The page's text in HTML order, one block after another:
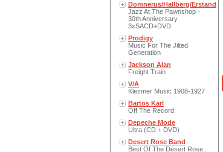
Domnerus/Hallberg/Erstand
Jazz At The Pawnshop -
30th Anniversary
3xSACD+DVD
Prodigy
Music For The Jilted
Generation
Jackson Alan
Freight Train
V/A
Klezmer Music 1908-1927
Bartos Karl
Off The Record
Depeche Mode
Ultra (CD + DVD)
Desert Rose Band
Best Of The Desert Rose..